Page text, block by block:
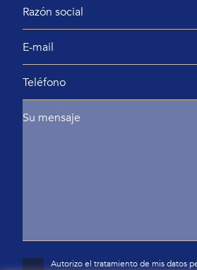
Autorizo el tratamiento de mis datos